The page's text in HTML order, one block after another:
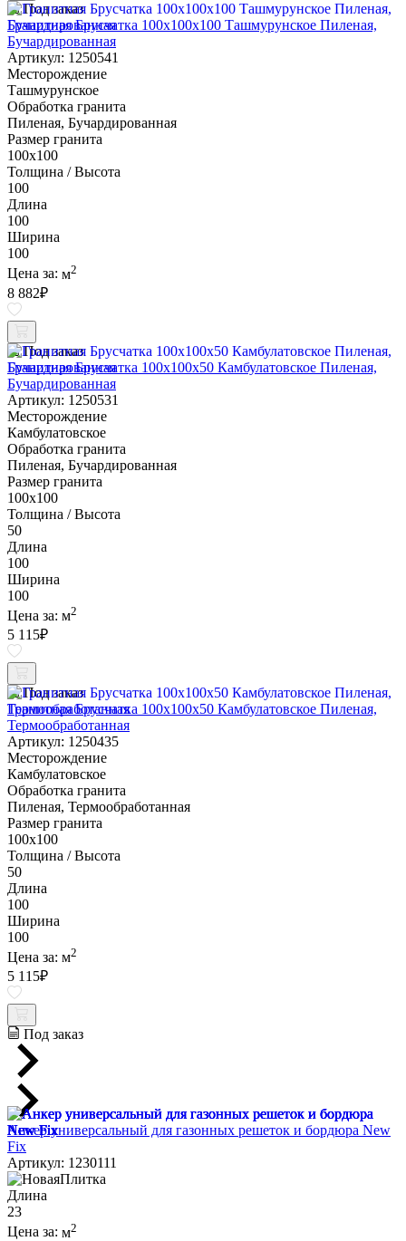
Под заказ
Гранитная Брусчатка 100х100x100 Ташмурунское Пиленая,
Бучардированная
Артикул: 1250541
Месторождение
Ташмурунское
Обработка гранита
Пиленая, Бучардированная
Размер гранита
100х100
Толщина / Высота
100
Длина
100
Ширина
100
Цена за: м2
8 882₽
Под заказ
Гранитная Брусчатка 100х100x50 Камбулатовское Пиленая,
Бучардированная
Артикул: 1250531
Месторождение
Камбулатовское
Обработка гранита
Пиленая, Бучардированная
Размер гранита
100х100
Толщина / Высота
50
Длина
100
Ширина
100
Цена за: м2
5 115₽
Под заказ
Гранитная Брусчатка 100х100x50 Камбулатовское Пиленая,
Термообработанная
Артикул: 1250435
Месторождение
Камбулатовское
Обработка гранита
Пиленая, Термообработанная
Размер гранита
100х100
Толщина / Высота
50
Длина
100
Ширина
100
Цена за: м2
5 115₽
Под заказ
Анкер универсальный для газонных решеток и бордюра New
Fix
Артикул: 1230111
Длина
23
Цена за: м2